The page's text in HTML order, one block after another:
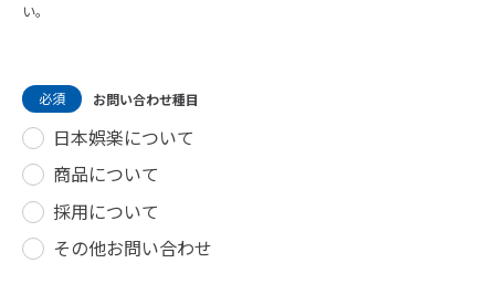
い。
必須 お問い合わせ種目
日本娯楽について
商品について
採用について
その他お問い合わせ